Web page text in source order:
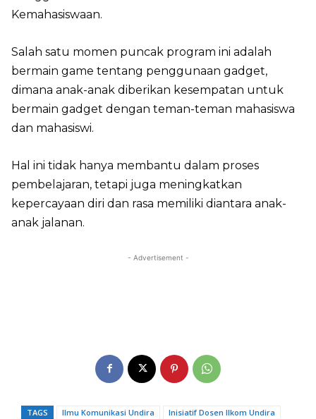
Kemahasiswaan.
Salah satu momen puncak program ini adalah
bermain game tentang penggunaan gadget,
dimana anak-anak diberikan kesempatan untuk
bermain gadget dengan teman-teman mahasiswa
dan mahasiswi.
Hal ini tidak hanya membantu dalam proses
pembelajaran, tetapi juga meningkatkan
kepercayaan diri dan rasa memiliki diantara anak-
anak jalanan.
- Advertisement -
TAGS Ilmu Komunikasi Undira
Inisiatif Dosen Ilkom Undira